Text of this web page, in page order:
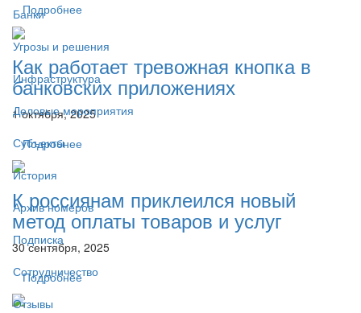
Банки
Угрозы и решения
Инфраструктура
Деловые мероприятия
Субъекты
История
Архив номеров
Подписка
Сотрудничество
Отзывы
Подробнее
Как работает тревожная кнопка в
банковских приложениях
1 октября, 2025
Подробнее
К россиянам приклеился новый
метод оплаты товаров и услуг
30 сентября, 2025
Подробнее